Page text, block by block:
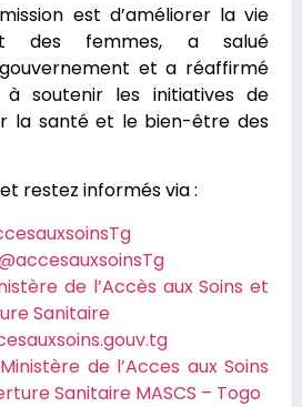
mission est d’améliorer la vie
des femmes, a salué
et a réaffirmé
soutenir les initiatives de
la santé et le bien-être des
restez informés via :
de l’Accès aux Soins et
Sanitaire
Ministère de l’Acces aux Soins
Sanitaire MASCS – Togo